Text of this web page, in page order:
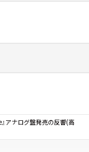
アナログ盤発売の反響(高